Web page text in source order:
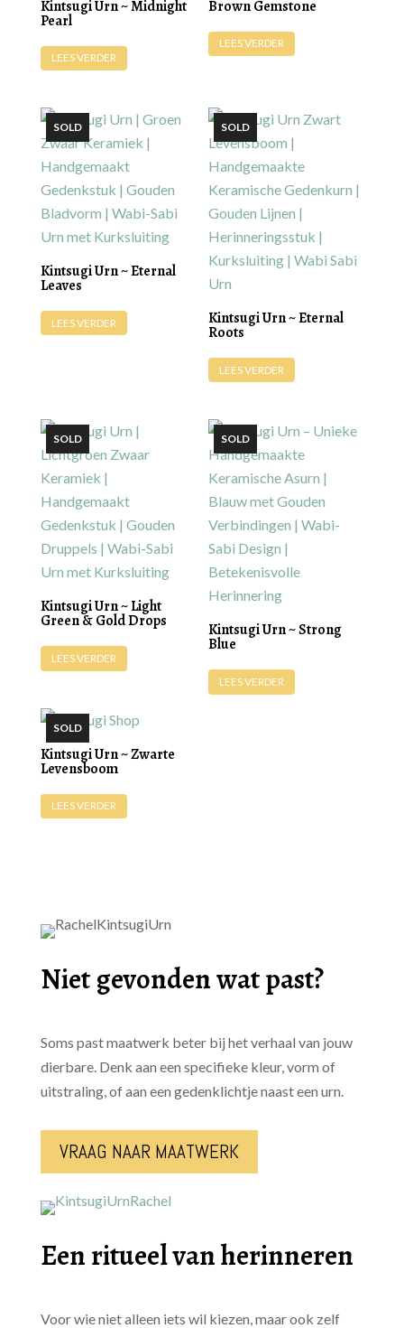
Kintsugi Urn ~ Midnight
Pearl
LEES VERDER
Brown Gemstone
LEES VERDER
Kintsugi Urn ~ Eternal
Leaves
LEES VERDER Kintsugi Urn ~ Eternal
Roots
LEES VERDER
Kintsugi Urn ~ Light
Green & Gold Drops
LEES VERDER
Kintsugi Urn ~ Strong
Blue
LEES VERDER
Kintsugi Urn ~ Zwarte
Levensboom
LEES VERDER
Niet gevonden wat past?
Soms past maatwerk beter bij het verhaal van jouw
dierbare. Denk aan een specifieke kleur, vorm of
uitstraling, of aan een gedenklichtje naast een urn.
VRAAG NAAR MAATWERK
Een ritueel van herinneren
Voor wie niet alleen iets wil kiezen, maar ook zelf